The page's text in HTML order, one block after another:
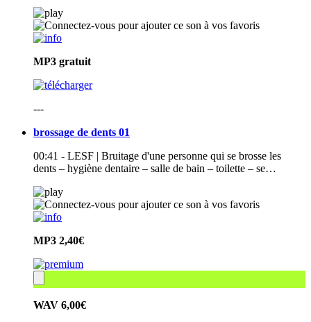
MP3 gratuit
---
brossage de dents 01
00:41 - LESF | Bruitage d'une personne qui se brosse les
dents – hygiène dentaire – salle de bain – toilette – se…
MP3 2,40€
WAV 6,00€